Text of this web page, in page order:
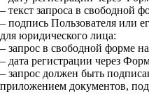
– текст запроса в свободной
– подпись Пользователя или
для юридического лица:
– запрос в свободной форме
– дата регистрации через
– запрос должен быть
приложением документов,